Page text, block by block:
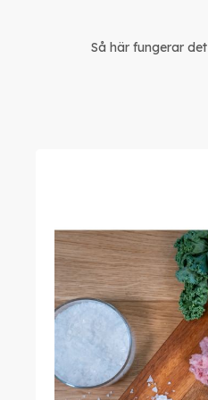
Så här fungerar det
av
bildgalleriet